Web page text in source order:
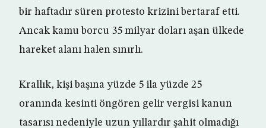
bir haftadır süren protesto krizini bertaraf etti.
Ancak kamu borcu 35 milyar doları aşan ülkede
hareket alanı halen sınırlı.
Krallık, kişi başına yüzde 5 ila yüzde 25
oranında kesinti öngören gelir vergisi kanun
tasarısı nedeniyle uzun yıllardır şahit olmadığı